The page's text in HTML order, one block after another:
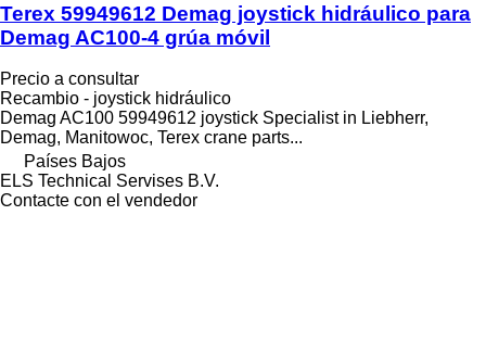
Terex 59949612 Demag joystick hidráulico para
Demag AC100-4 grúa móvil
Precio a consultar
Recambio - joystick hidráulico
Demag AC100 59949612 joystick Specialist in Liebherr,
Demag, Manitowoc, Terex crane parts...
Países Bajos
ELS Technical Servises B.V.
Contacte con el vendedor